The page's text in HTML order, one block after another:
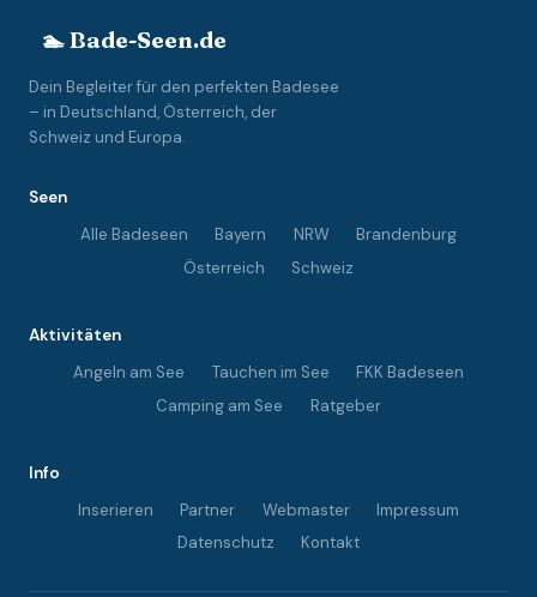
🏊 Bade-Seen.de
Dein Begleiter für den perfekten Badesee
– in Deutschland, Österreich, der
Schweiz und Europa.
Seen
Alle Badeseen
Bayern NRW
Brandenburg
Österreich
Schweiz
Aktivitäten
Angeln am See
Tauchen im See
FKK Badeseen
Camping am See
Ratgeber
Info
Inserieren
Partner Webmaster
Impressum
Datenschutz
Kontakt